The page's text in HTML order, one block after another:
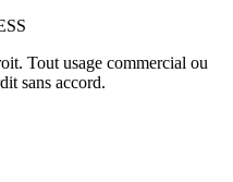
Tout usage commercial ou
sans accord.